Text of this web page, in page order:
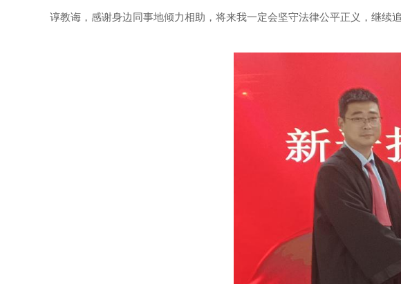
谆教诲，感谢身边同事地倾力相助，将来我一定会坚守法律公平正义，继续